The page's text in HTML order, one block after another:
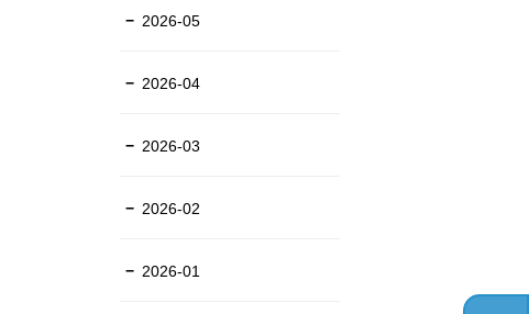
2026-05
2026-04
2026-03
2026-02
2026-01